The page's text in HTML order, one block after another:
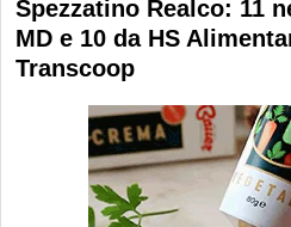
Spezzatino Realco: 11
MD e 10 da HS
Transcoop